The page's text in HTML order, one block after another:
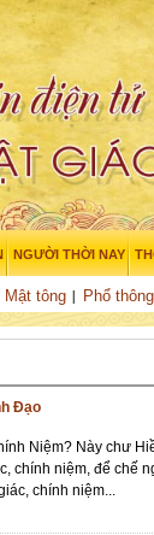
Mật tông Phổ thông
NGƯỜI THỜI NAY
Đạo
Niệm? Này chư
chính niệm, để chế
chính niệm...